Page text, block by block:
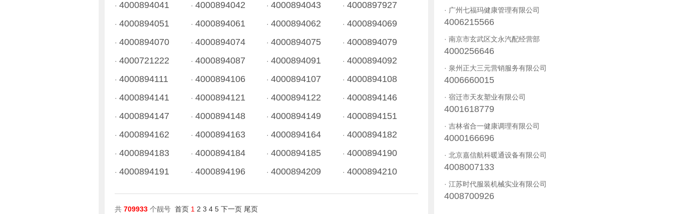
· 4000894041 · 4000894042 · 4000894043 · 4000897927
· 4000894051 · 4000894061 · 4000894062 · 4000894069
· 4000894070 · 4000894074 · 4000894075 · 4000894079
· 4000721222 · 4000894087 · 4000894091 · 4000894092
· 4000894111 · 4000894106 · 4000894107 · 4000894108
· 4000894141 · 4000894121 · 4000894122 · 4000894146
· 4000894147 · 4000894148 · 4000894149 · 4000894151
· 4000894162 · 4000894163 · 4000894164 · 4000894182
· 4000894183 · 4000894184 · 4000894185 · 4000894190
· 4000894191 · 4000894196 · 4000894209 · 4000894210
共 709933 个靓号 首页 1 2 3 4 5 下一页 尾页
· 广州七福玛健康管理有限公司
4006215566
· 南京市玄武区文永汽配经营部
4000256646
· 泉州正大三元营销服务有限公司
4006660015
· 宿迁市天友塑业有限公司
4001618779
· 吉林省合一健康调理有限公司
4000166696
· 北京嘉信航科暖通设备有限公司
4008007133
· 江苏时代服装机械实业有限公司
4008700926